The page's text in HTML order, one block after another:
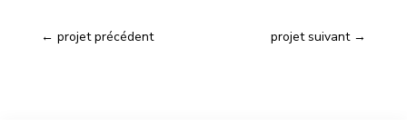
← projet précédent projet suivant→